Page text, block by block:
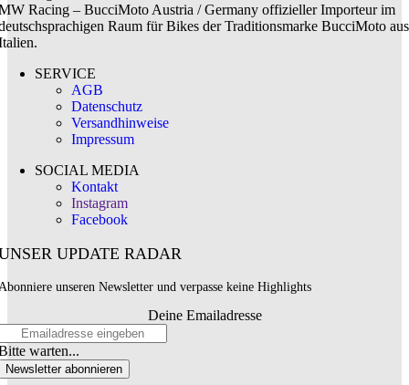
Racing – BucciMoto Austria / Germany offizieller Importeur im
Raum für Bikes der Traditionsmarke BucciMoto aus
SERVICE
AGB
Datenschutz
Versandhinweise
Impressum
SOCIAL MEDIA
Kontakt
Instagram
Facebook
UPDATE RADAR
unseren Newsletter und verpasse keine Highlights
Deine Emailadresse
warten...
Newsletter abonnieren